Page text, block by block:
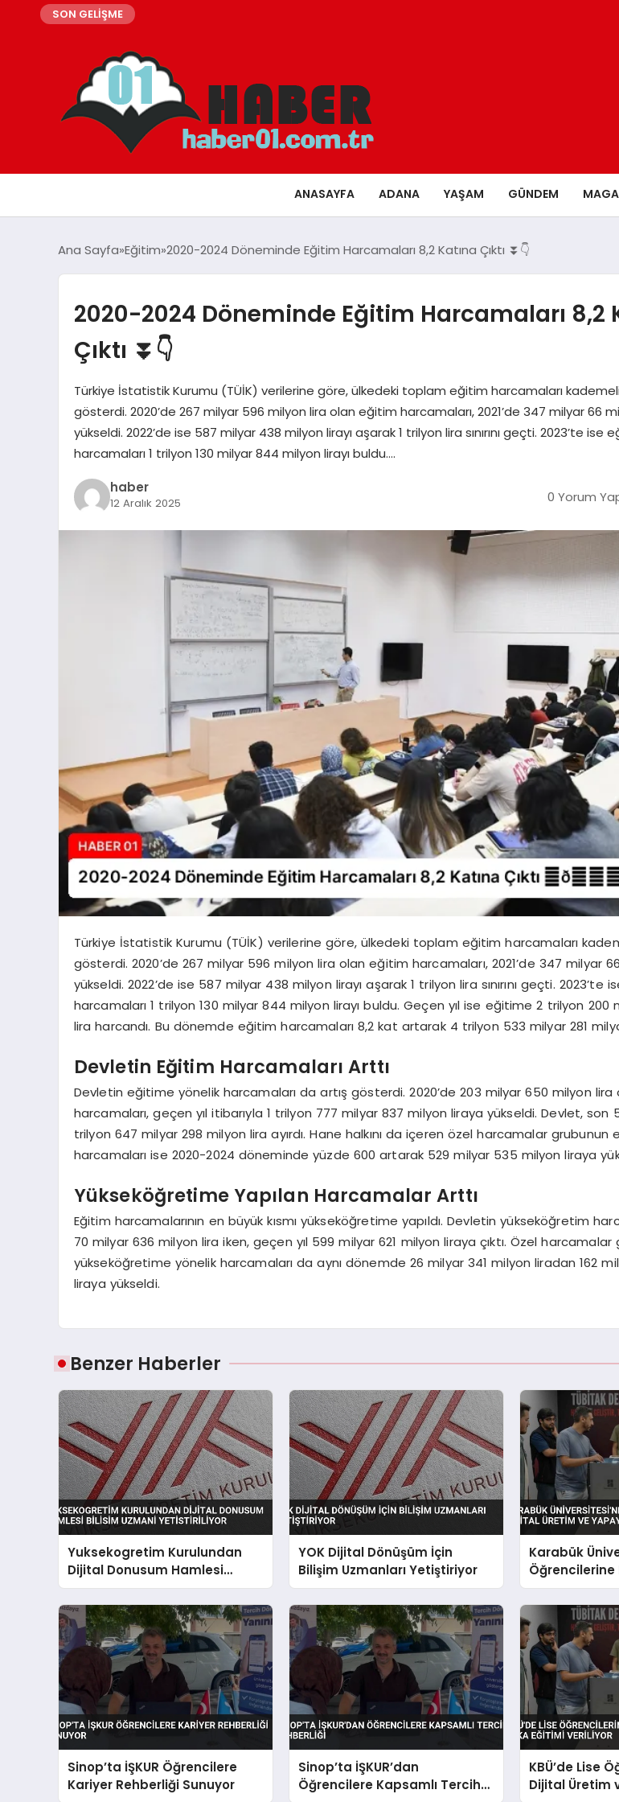
SON GELİŞME
ANASAYFA ADANA YAŞAM GÜNDEM
Ana Sayfa Eğitim 2020-2024 Döneminde Eğitim Harcamaları 8,2 Katına Çıktı ⏬👇
2020-2024 Döneminde Eğitim Harcamaları 8,2
Çıktı ⏬👇
Türkiye İstatistik Kurumu (TÜİK) verilerine göre, ülkedeki toplam eğitim harcamaları
gösterdi. 2020’de 267 milyar 596 milyon lira olan eğitim harcamaları, 2021’de 347 milyar 66
yükseldi. 2022’de ise 587 milyar 438 milyon lirayı aşarak 1 trilyon lira sınırını geçti. 2023’te ise
harcamaları 1 trilyon 130 milyar 844 milyon lirayı buldu….
haber
12 Aralık 2025 0 Yorum
Türkiye İstatistik Kurumu (TÜİK) verilerine göre, ülkedeki toplam eğitim harcamaları
gösterdi. 2020’de 267 milyar 596 milyon lira olan eğitim harcamaları, 2021’de 347 milyar
yükseldi. 2022’de ise 587 milyar 438 milyon lirayı aşarak 1 trilyon lira sınırını geçti. 2023’te
harcamaları 1 trilyon 130 milyar 844 milyon lirayı buldu. Geçen yıl ise eğitime 2 trilyon 200
lira harcandı. Bu dönemde eğitim harcamaları 8,2 kat artarak 4 trilyon 533 milyar 281
Devletin Eğitim Harcamaları Arttı
Devletin eğitime yönelik harcamaları da artış gösterdi. 2020’de 203 milyar 650 milyon
harcamaları, geçen yıl itibarıyla 1 trilyon 777 milyar 837 milyon liraya yükseldi. Devlet, son
trilyon 647 milyar 298 milyon lira ayırdı. Hane halkını da içeren özel harcamalar grubunun
harcamaları ise 2020-2024 döneminde yüzde 600 artarak 529 milyar 535 milyon liraya
Yükseköğretime Yapılan Harcamalar Arttı
Eğitim harcamalarının en büyük kısmı yükseköğretime yapıldı. Devletin yükseköğretim
70 milyar 636 milyon lira iken, geçen yıl 599 milyar 621 milyon liraya çıktı. Özel harcamalar
yükseköğretime yönelik harcamaları da aynı dönemde 26 milyar 341 milyon liradan 162
liraya yükseldi.
Benzer Haberler
Yuksekogretim Kurulundan
Dijital Donusum Hamlesi
Bilisim Uzmani Yetistiriliyor
YOK Dijital Dönüşüm İçin
Bilişim Uzmanları Yetiştiriyor
Karabük
Yapay Zeka
Sinop’ta İŞKUR Öğrencilere
Kariyer Rehberliği Sunuyor
Sinop’ta İŞKUR’dan
Öğrencilere Kapsamlı Tercih
KBÜ’de Lise
Dijital Üretim